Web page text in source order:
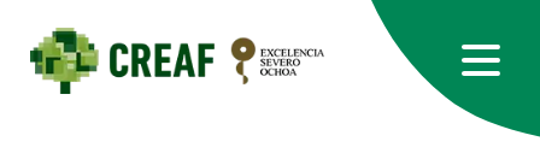
contenido
principal